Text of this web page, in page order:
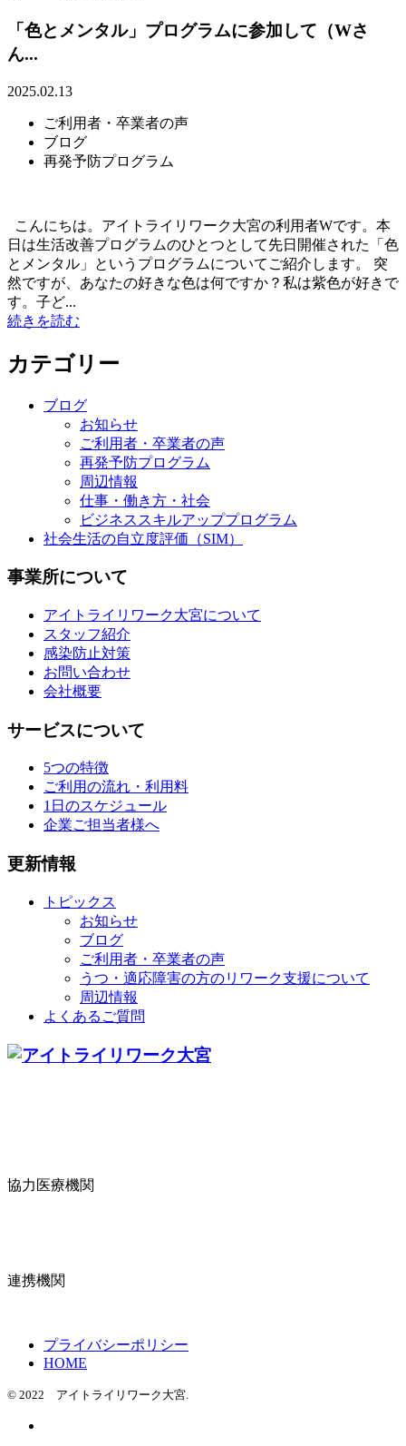
「色とメンタル」プログラムに参加して（Wさ
ん...
2025.02.13
ご利用者・卒業者の声
ブログ
再発予防プログラム
こんにちは。アイトライリワーク大宮の利用者Wです。本
日は生活改善プログラムのひとつとして先日開催された「色
とメンタル」というプログラムについてご紹介します。 突
然ですが、あなたの好きな色は何ですか？私は紫色が好きで
す。子ど...
続きを読む
カテゴリー
ブログ
お知らせ
ご利用者・卒業者の声
再発予防プログラム
周辺情報
仕事・働き方・社会
ビジネススキルアッププログラム
社会生活の自立度評価（SIM）
事業所について
アイトライリワーク大宮について
スタッフ紹介
感染防止対策
お問い合わせ
会社概要
サービスについて
5つの特徴
ご利用の流れ・利用料
1日のスケジュール
企業ご担当者様へ
更新情報
トピックス
お知らせ
ブログ
ご利用者・卒業者の声
うつ・適応障害の方のリワーク支援について
周辺情報
よくあるご質問
協力医療機関
連携機関
プライバシーポリシー
HOME
© 2022 アイトライリワーク大宮.